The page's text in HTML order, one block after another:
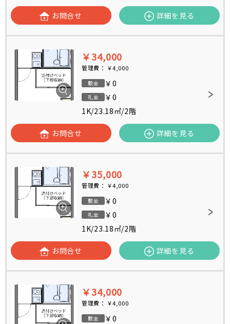
お問合せ 詳細を見る
￥34,000
管理費： ￥4,000
敷金 ￥0
礼金
￥0
1K/23.18㎡/2階
お問合せ 詳細を見る
￥35,000
管理費： ￥4,000
敷金 ￥0
礼金
￥0
1K/23.18㎡/2階
お問合せ 詳細を見る
￥34,000
管理費： ￥4,000
敷金 ￥0